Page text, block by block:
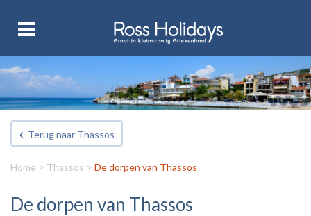
Terug naar Thassos
Home > Thassos > De dorpen van Thassos
De dorpen van Thassos